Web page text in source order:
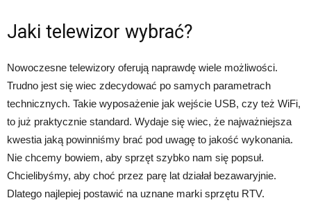
Jaki telewizor wybrać?
Nowoczesne telewizory oferują naprawdę wiele możliwości.
Trudno jest się wiec zdecydować po samych parametrach
technicznych. Takie wyposażenie jak wejście USB, czy też WiFi,
to już praktycznie standard. Wydaje się wiec, że najważniejsza
kwestia jaką powinniśmy brać pod uwagę to jakość wykonania.
Nie chcemy bowiem, aby sprzęt szybko nam się popsuł.
Chcielibyśmy, aby choć przez parę lat działał bezawaryjnie.
Dlatego najlepiej postawić na uznane marki sprzętu RTV.